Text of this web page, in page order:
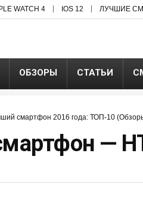
WATCH 4 IOS 12 ЛУЧШИЕ
ОБЗОРЫ СТАТЬИ
смартфон 2016 года: ТОП-10
—